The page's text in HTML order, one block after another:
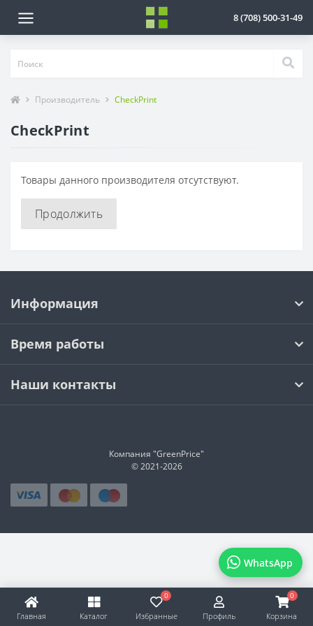
8 (708) 500-31-49
Главная Каталог
0
Избранные Профиль
0
Корзина
Производитель CheckPrint
CheckPrint
Товары данного производителя отсутствуют.
Продолжить
WhatsApp
Информация
Время работы
Наши контакты
Компания "GreenPrice"
© 2021-2026